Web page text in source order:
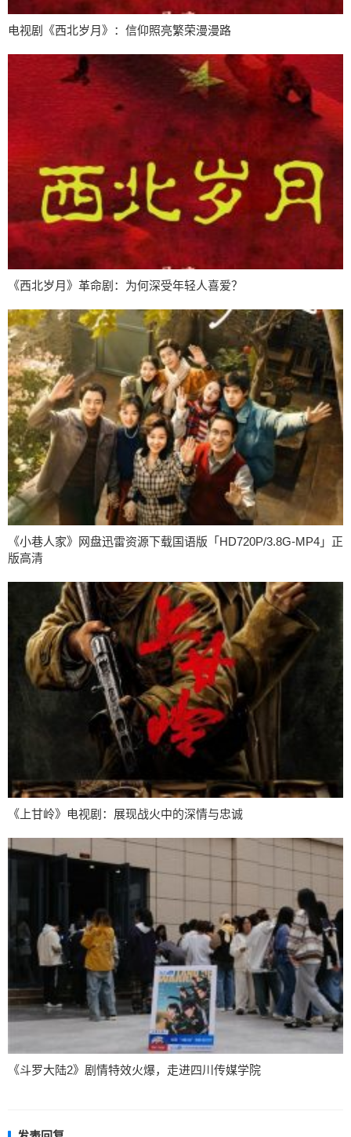
电视剧《西北岁月》：信仰照亮繁荣漫漫路
《西北岁月》革命剧：为何深受年轻人喜爱？
《小巷人家》网盘迅雷资源下载国语版「HD720P/3.8G-MP4」正
版高清
《上甘岭》电视剧：展现战火中的深情与忠诚
《斗罗大陆2》剧情特效火爆，走进四川传媒学院